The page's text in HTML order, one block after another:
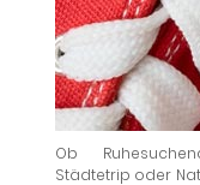
Ob
Städtetrip oder